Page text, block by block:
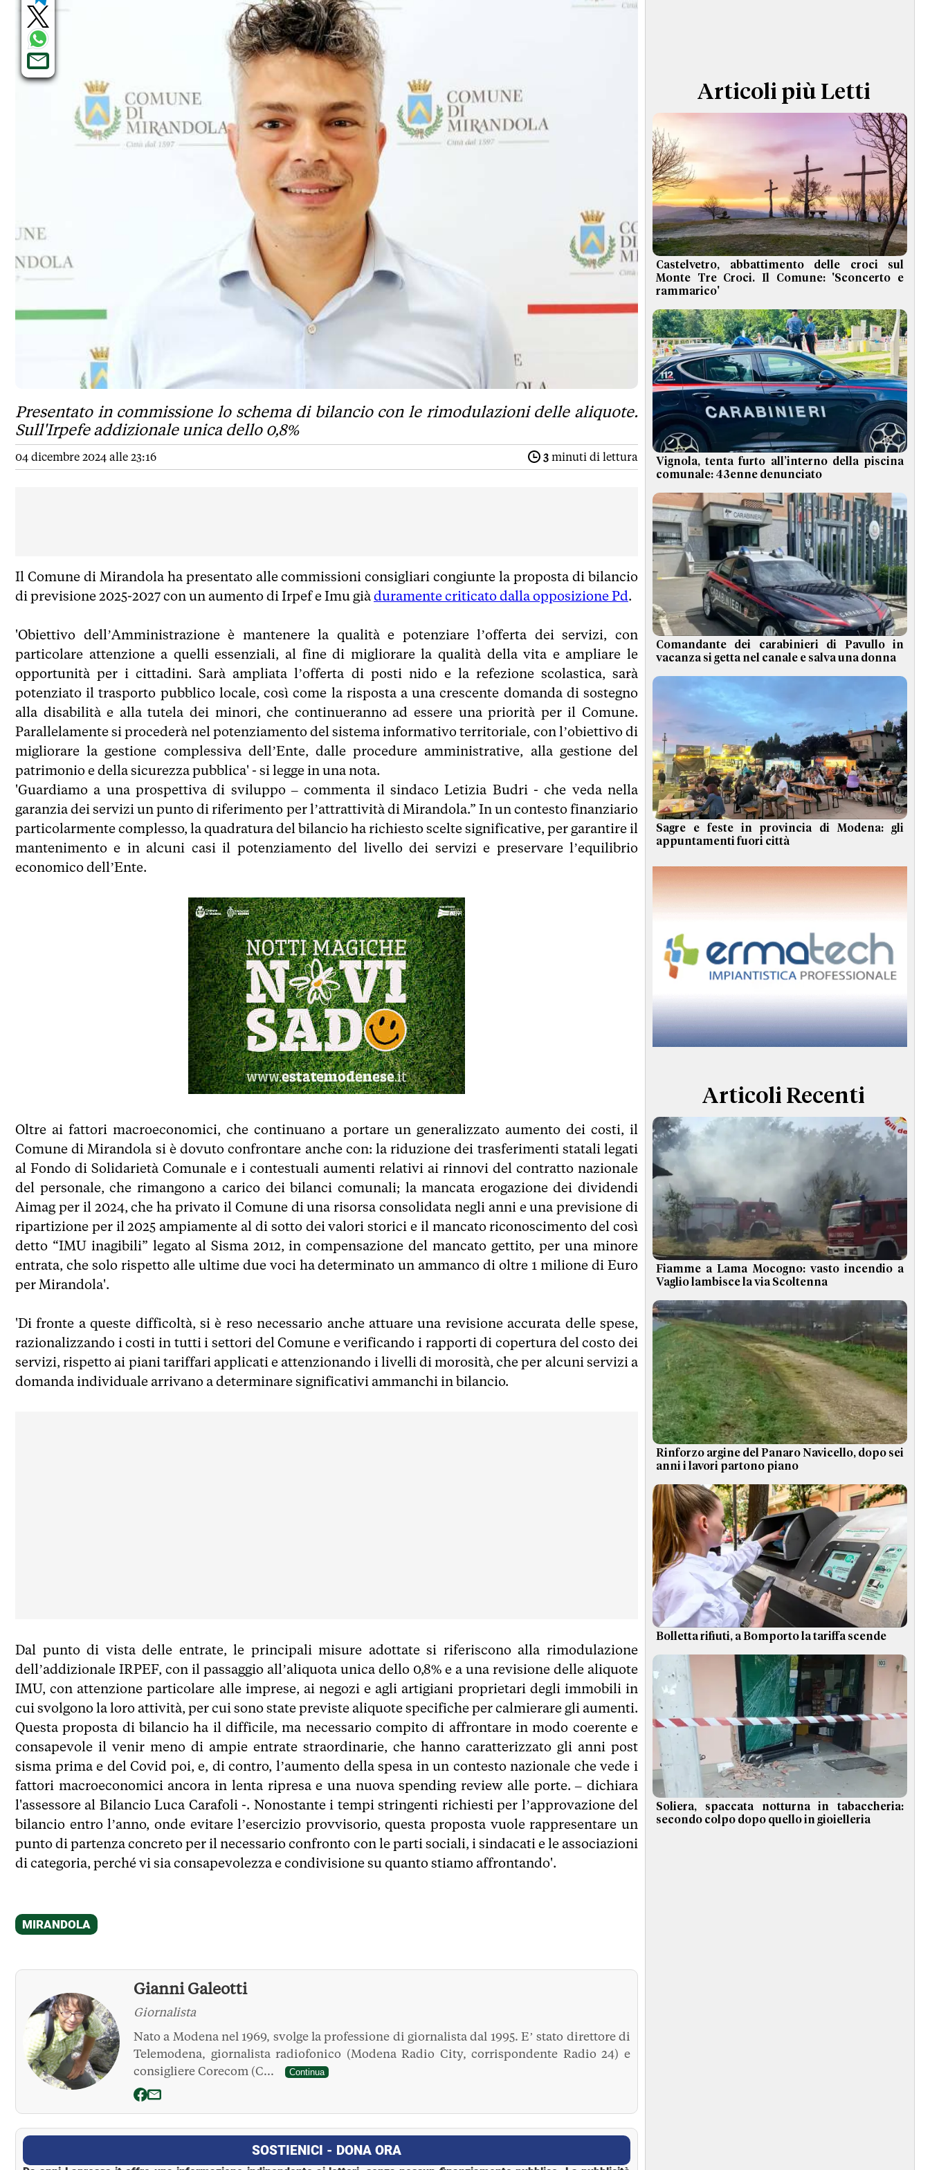
Presentato in commissione lo schema di bilancio con le rimodulazioni delle aliquote.
Sull'Irpefe addizionale unica dello 0,8%
04 dicembre 2024 alle 23:16 3 minuti di lettura
Il Comune di Mirandola ha presentato alle commissioni consigliari congiunte la proposta di bilancio
di previsione 2025-2027 con un aumento di Irpef e Imu giàduramente criticato dalla opposizione Pd.
'Obiettivo dell’Amministrazione è mantenere la qualità e potenziare l’offerta dei servizi, con
particolare attenzione a quelli essenziali, al fine di migliorare la qualità della vita e ampliare le
opportunità per i cittadini. Sarà ampliata l’offerta di posti nido e la refezione scolastica, sarà
potenziato il trasporto pubblico locale, così come la risposta a una crescente domanda di sostegno
alla disabilità e alla tutela dei minori, che continueranno ad essere una priorità per il Comune.
Parallelamente si procederà nel potenziamento del sistema informativo territoriale, con l’obiettivo di
migliorare la gestione complessiva dell’Ente, dalle procedure amministrative, alla gestione del
patrimonio e della sicurezza pubblica' - si legge in una nota.
'Guardiamo a una prospettiva di sviluppo – commenta il sindaco Letizia Budri - che veda nella
garanzia dei servizi un punto di riferimento per l’attrattività di Mirandola.” In un contesto finanziario
particolarmente complesso, la quadratura del bilancio ha richiesto scelte significative, per garantire il
mantenimento e in alcuni casi il potenziamento del livello dei servizi e preservare l’equilibrio
economico dell’Ente.
Oltre ai fattori macroeconomici, che continuano a portare un generalizzato aumento dei costi, il
Comune di Mirandola si è dovuto confrontare anche con: la riduzione dei trasferimenti statali legati
al Fondo di Solidarietà Comunale e i contestuali aumenti relativi ai rinnovi del contratto nazionale
del personale, che rimangono a carico dei bilanci comunali; la mancata erogazione dei dividendi
Aimag per il 2024, che ha privato il Comune di una risorsa consolidata negli anni e una previsione di
ripartizione per il 2025 ampiamente al di sotto dei valori storici e il mancato riconoscimento del così
detto “IMU inagibili” legato al Sisma 2012, in compensazione del mancato gettito, per una minore
entrata, che solo rispetto alle ultime due voci ha determinato un ammanco di oltre 1 milione di Euro
per Mirandola'.
'Di fronte a queste difficoltà, si è reso necessario anche attuare una revisione accurata delle spese,
razionalizzando i costi in tutti i settori del Comune e verificando i rapporti di copertura del costo dei
servizi, rispetto ai piani tariffari applicati e attenzionando i livelli di morosità, che per alcuni servizi a
domanda individuale arrivano a determinare significativi ammanchi in bilancio.
Dal punto di vista delle entrate, le principali misure adottate si riferiscono alla rimodulazione
dell’addizionale IRPEF, con il passaggio all’aliquota unica dello 0,8% e a una revisione delle aliquote
IMU, con attenzione particolare alle imprese, ai negozi e agli artigiani proprietari degli immobili in
cui svolgono la loro attività, per cui sono state previste aliquote specifiche per calmierare gli aumenti.
Questa proposta di bilancio ha il difficile, ma necessario compito di affrontare in modo coerente e
consapevole il venir meno di ampie entrate straordinarie, che hanno caratterizzato gli anni post
sisma prima e del Covid poi, e, di contro, l’aumento della spesa in un contesto nazionale che vede i
fattori macroeconomici ancora in lenta ripresa e una nuova spending review alle porte. – dichiara
l'assessore al Bilancio Luca Carafoli -. Nonostante i tempi stringenti richiesti per l’approvazione del
bilancio entro l’anno, onde evitare l’esercizio provvisorio, questa proposta vuole rappresentare un
punto di partenza concreto per il necessario confronto con le parti sociali, i sindacati e le associazioni
di categoria, perché vi sia consapevolezza e condivisione su quanto stiamo affrontando'.
Gianni Galeotti
Giornalista
Nato a Modena nel 1969, svolge la professione di giornalista dal 1995. E’ stato direttore di
Telemodena, giornalista radiofonico (Modena Radio City, corrispondente Radio 24) e
consigliere Corecom (C...
Continua
La Pressa
SOSTIENICI - DONA ORA
Articoli più Letti
Castelvetro, abbattimento delle croci sul
Monte Tre Croci. Il Comune: 'Sconcerto e
rammarico'
Vignola, tenta furto all’interno della piscina
comunale: 43enne denunciato
Comandante dei carabinieri di Pavullo in
vacanza si getta nel canale e salva una donna
Sagre e feste in provincia di Modena: gli
appuntamenti fuori città
Articoli Recenti
Fiamme a Lama Mocogno: vasto incendio a
Vaglio lambisce la via Scoltenna
Rinforzo argine del Panaro Navicello, dopo sei
anni i lavori partono piano
Bolletta rifiuti, a Bomporto la tariffa scende
Soliera, spaccata notturna in tabaccheria:
secondo colpo dopo quello in gioielleria